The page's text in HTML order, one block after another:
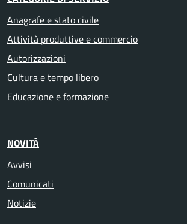
Anagrafe e stato civile
Attività produttive e commercio
Autorizzazioni
Cultura e tempo libero
Educazione e formazione
NOVITÀ
Avvisi
Comunicati
Notizie